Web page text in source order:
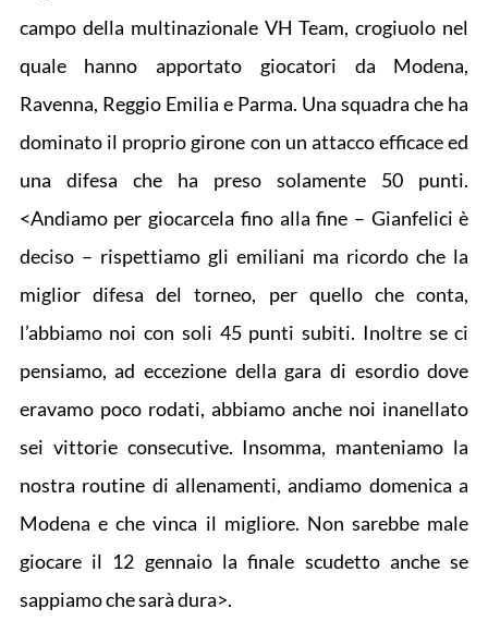
campo della multinazionale VH Team, crogiuolo nel
quale hanno apportato giocatori da Modena,
Ravenna, Reggio Emilia e Parma. Una squadra che ha
dominato il proprio girone con un attacco efficace ed
una difesa che ha preso solamente 50 punti.
<Andiamo per giocarcela fino alla fine – Gianfelici è
deciso – rispettiamo gli emiliani ma ricordo che la
miglior difesa del torneo, per quello che conta,
l’abbiamo noi con soli 45 punti subiti. Inoltre se ci
pensiamo, ad eccezione della gara di esordio dove
eravamo poco rodati, abbiamo anche noi inanellato
sei vittorie consecutive. Insomma, manteniamo la
nostra routine di allenamenti, andiamo domenica a
Modena e che vinca il migliore. Non sarebbe male
giocare il 12 gennaio la finale scudetto anche se
sappiamo che sarà dura>.